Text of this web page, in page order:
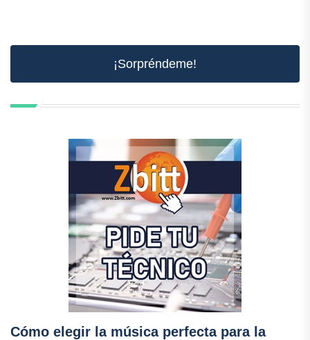
¡Sorpréndeme!
Cómo elegir la música perfecta para la